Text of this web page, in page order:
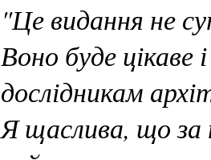
"Це видання не
Воно буде цікаве
дослідникам
Я щаслива, що за